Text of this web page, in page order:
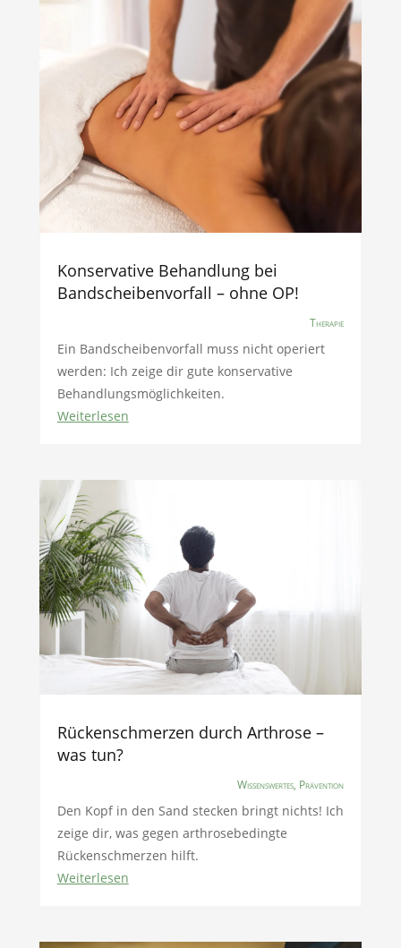
Konservative Behandlung bei
Bandscheibenvorfall – ohne OP!
Therapie
Ein Bandscheibenvorfall muss nicht operiert
werden: Ich zeige dir gute konservative
Behandlungsmöglichkeiten.
Weiterlesen
Rückenschmerzen durch Arthrose –
was tun?
Wissenswertes, Prävention
Den Kopf in den Sand stecken bringt nichts! Ich
zeige dir, was gegen arthrosebedingte
Rückenschmerzen hilft.
Weiterlesen